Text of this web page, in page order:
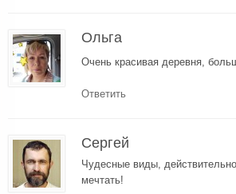
Ольга
Очень красивая деревня,
Ответить
Сергей
Чудесные виды,
мечтать!